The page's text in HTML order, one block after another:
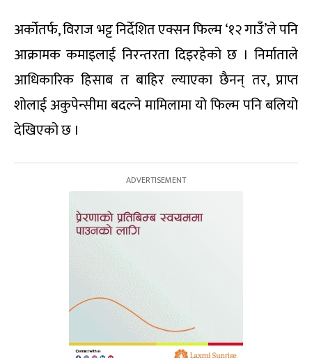
अर्कोतर्फ, विराज भट्ट निर्देशित एक्सन फिल्म ‘१२ गाउँ’ले पनि
आक्रामक कमाइलाई निरन्तरता दिइरहेको छ । निर्माताले
आधिकारिक हिसाब त बाहिर ल्याएका छैनन् तर, प्राप्त
शोलाई अकुपेन्सीमा बदल्ने मामिलामा यो फिल्म पनि बलियो
देखिएको छ ।